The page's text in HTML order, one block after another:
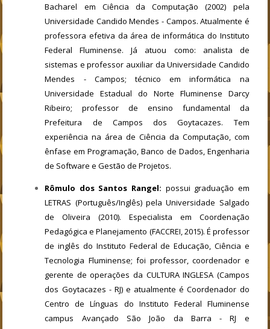
Bacharel em Ciência da Computação (2002) pela
Universidade Candido Mendes - Campos. Atualmente é
professora efetiva da área de informática do Instituto
Federal Fluminense. Já atuou como: analista de
sistemas e professor auxiliar da Universidade Candido
Mendes - Campos; técnico em informática na
Universidade Estadual do Norte Fluminense Darcy
Ribeiro; professor de ensino fundamental da
Prefeitura de Campos dos Goytacazes. Tem
experiência na área de Ciência da Computação, com
ênfase em Programação, Banco de Dados, Engenharia
de Software e Gestão de Projetos.
Rômulo dos Santos Rangel: possui graduação em
LETRAS (Português/Inglês) pela Universidade Salgado
de Oliveira (2010). Especialista em Coordenação
Pedagógica e Planejamento (FACCREI, 2015). É professor
de inglês do Instituto Federal de Educação, Ciência e
Tecnologia Fluminense; foi professor, coordenador e
gerente de operações da CULTURA INGLESA (Campos
dos Goytacazes - RJ) e atualmente é Coordenador do
Centro de Línguas do Instituto Federal Fluminense
campus Avançado São João da Barra - RJ e